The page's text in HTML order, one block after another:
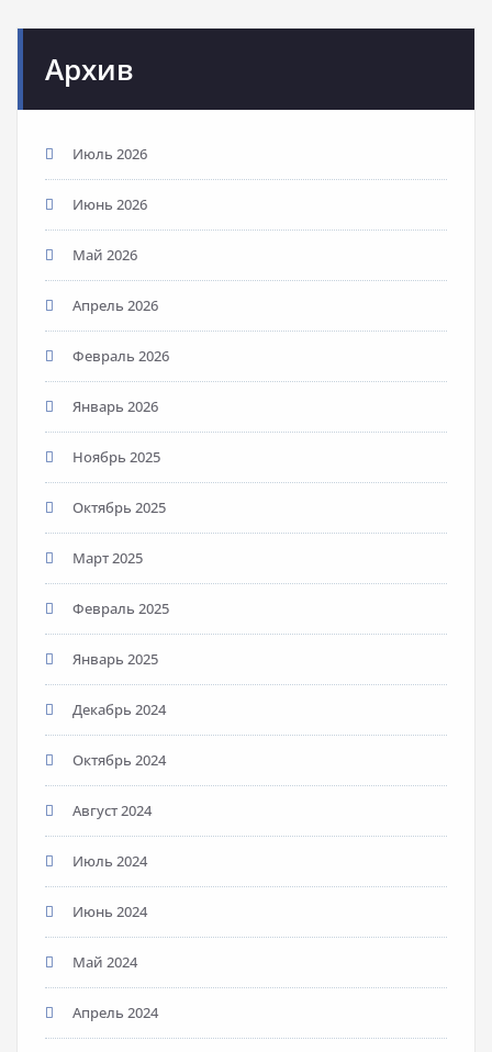
Архив
Июль 2026
Июнь 2026
Май 2026
Апрель 2026
Февраль 2026
Январь 2026
Ноябрь 2025
Октябрь 2025
Март 2025
Февраль 2025
Январь 2025
Декабрь 2024
Октябрь 2024
Август 2024
Июль 2024
Июнь 2024
Май 2024
Апрель 2024